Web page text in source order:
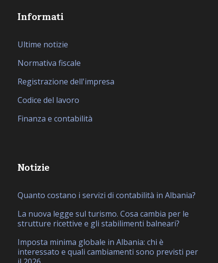
Informati
Ultime notizie
Normativa fiscale
Registrazione dell'impresa
Codice del lavoro
Finanza e contabilità
Notizie
Quanto costano i servizi di contabilità in Albania?
La nuova legge sul turismo. Cosa cambia per le
strutture ricettive e gli stabilimenti balneari?
Imposta minima globale in Albania: chi è
interessato e quali cambiamenti sono previsti per